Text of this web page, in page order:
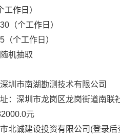
作日）
（个工作日）
个工作日）
机抽取
圳市南湖勘测技术有限公司
：深圳市龙岗区龙岗街道南联
元
北诚建设投资有限公司(登录后